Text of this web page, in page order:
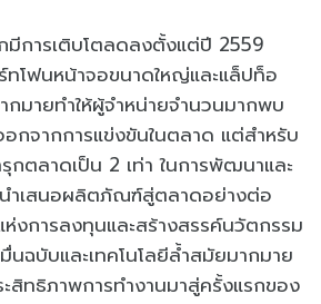
มีการเติบโตลดลงตั้งแต่ปี 2559
ทโฟนหน้าจอขนาดใหญ่และแล็ปท็อ
กมายทำให้ผู้จำหน่ายจำนวนมากพบ
กจากการแข่งขันในตลาด แต่สำหรับ
กตลาดเป็น 2 เท่า ในการพัฒนาและ
ำเสนอผลิตภัณฑ์สู่ตลาดอย่างต่อ
งการลงทุนและสร้างสรรค์นวัตกรรม
ฉบับและเทคโนโลยีล้ำสมัยมากมาย
สิทธิภาพการทำงานมาสู่ครั้งแรกของ